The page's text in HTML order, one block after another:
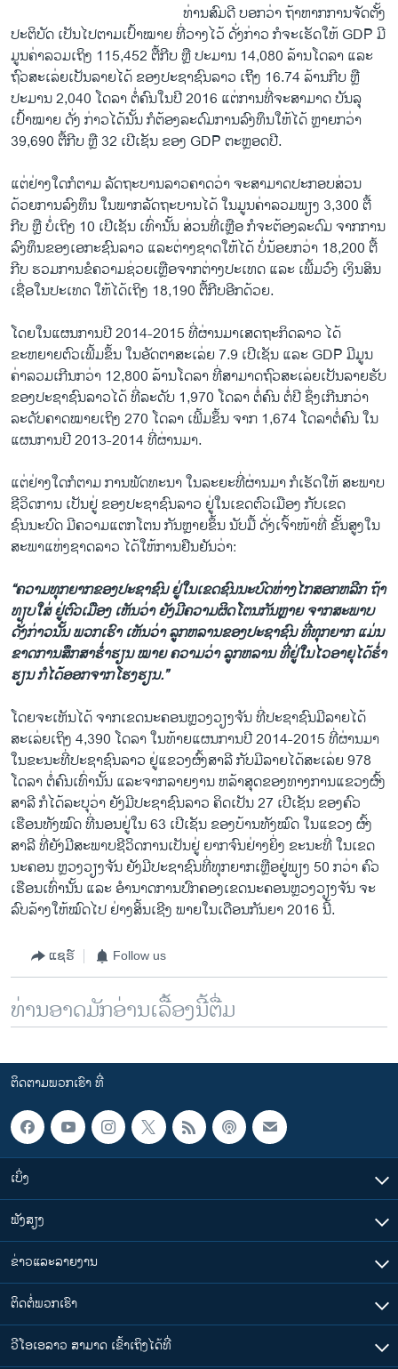
ທ່ານສົມດີ ບອກວ່າ ຖ້າຫາກການຈັດຕັ້ງ
ປະຕິບັດ ເປັນໄປຕາມເປົ້າໝາຍ ທີ່ວາງໄວ້ ດັ່ງກ່າວ ກໍຈະເຮັດໃຫ້ GDP ມີ
ມູນຄ່າລວມເຖິງ 115,452 ຕື້ກີບ ຫຼື ປະມານ 14,080 ລ້ານໂດລາ ແລະ
ຖົວສະເລ່ຍເປັນລາຍໄດ້ ຂອງປະຊາຊົນລາວ ເຖິິງ 16.74 ລ້ານກີບ ຫຼື
ປະມານ 2,040 ໂດລາ ຕໍ່ຄົນໃນປີ 2016 ແຕ່ການທີ່ຈະສາມາດ ບັນລຸ
ເປົ້າໝາຍ ດັ່ງ ກ່າວໄດ້ນັ້ນ ກໍຕ້ອງລະດົມການລົງທຶນໃຫ້ໄດ້ ຫຼາຍກວ່າ
39,690 ຕື້ກີບ ຫຼື 32 ເປີເຊັນ ຂອງ GDP ຕະຫຼອດປີ.
ແຕ່ຢ່າງໃດກໍຕາມ ລັດຖະບານລາວຄາດວ່າ ຈະສາມາດປະກອບສ່ວນ
ດ້ວຍການລົງທຶນ ໃນພາກລັດຖະບານໄດ້ ໃນມູນຄ່າລວມພຽງ 3,300 ຕື້
ກີບ ຫຼື ບໍ່ເຖິງ 10 ເປີເຊັນ ເທົ່ານັ້ນ ສ່ວນທີ່ເຫຼືອ ກໍຈະຕ້ອງລະດົມ ຈາກການ
ລົງທຶນຂອງເອກະຊົນລາວ ແລະຕ່າງຊາດໃຫ້ໄດ້ ບໍ່ນ້ອຍກວ່າ 18,200 ຕື້
ກີບ ຮວມການຂໍຄວາມຊ່ວຍເຫຼືອຈາກຕ່າງປະເທດ ແລະ ເພີ້ມວົງ ເງິນສິນ
ເຊື່ອໃນປະເທດ ໃຫ້ໄດ້ເຖິງ 18,190 ຕື້ກີບອີກດ້ວຍ.
ໂດຍໃນແຜນການປີ 2014-2015 ທີ່ຜ່ານມາເສດຖະກິດລາວ ໄດ້
ຂະຫຍາຍຕົວເພີ້ມຂຶ້ນ ໃນອັດຕາສະເລ່ຍ 7.9 ເປີເຊັນ ແລະ GDP ມີມູນ
ຄ່າລວມເກີນກວ່າ 12,800 ລ້ານໂດລາ ທີ່ສາມາດຖົວສະເລ່ຍເປັນລາຍຮັບ
ຂອງປະຊາຊົນລາວໄດ້ ທີ່ລະດັບ 1,970 ໂດລາ ຕໍ່ຄົນ ຕໍ່ປີ ຊຶ່ງເກີນກວ່າ
ລະດັບຄາດໝາຍເຖິງ 270 ໂດລາ ເພີ້ມຂຶ້ນ ຈາກ 1,674 ໂດລາຕໍ່ຄົນ ໃນ
ແຜນການປີ 2013-2014 ທີ່ຜ່ານມາ.
ແຕ່ຢ່າງໃດກໍຕາມ ການພັດທະນາ ໃນລະຍະທີ່ຜ່ານມາ ກໍເຮັດໃຫ້ ສະພາບ
ຊີວິດການ ເປັນຢູ່ ຂອງປະຊາຊົນລາວ ຢູ່ໃນເຂດຕົວເມືອງ ກັບເຂດ
ຊົນນະບົດ ມີຄວາມແຕກໂຕນ ກັນຫຼາຍຂຶ້ນ ນັບມື້ ດັ່ງເຈົ້າໜ້າທີ່ ຂັ້ນສູງໃນ
ສະພາແຫ່ງຊາດລາວ ໄດ້ໃຫ້ການຢືນຢັນວ່າ:
“ຄວາມທຸກຍາກຂອງປະຊາຊົນ ຢູ່ໃນເຂດຊົນນະບົດຫ່າງໄກສອກຫລີກ ຖ້າ
ທຽບໃສ່ ຢູ່ຕົວເມືອງ ເຫັນວ່າ ຍັງມີຄວາມຜິດໂຕນກັນຫຼາຍ ຈາກສະພາບ
ດັ່ງກ່າວນັ້ນ ພວກເຮົາ ເຫັນວ່າ ລູກຫລານຂອງປະຊາຊົນ ທີ່ທຸກຍາກ ແມ່ນ
ຂາດການສຶກສາຮ່ຳຮຽນ ໝາຍ ຄວາມວ່າ ລູກຫລານ ທີ່ຢູ່ໃນໄວອາຍຸໄດ້ຮ່ຳ
ຮຽນ ກໍໄດ້ອອກຈາກໂຮງຮຽນ.”
ໂດຍຈະເຫັນໄດ້ ຈາກເຂດນະຄອນຫຼວງວຽງຈັນ ທີ່ປະຊາຊົນມີລາຍໄດ້
ສະເລ່ຍເຖິງ 4,390 ໂດລາ ໃນທ້າຍແຜນການປີ 2014-2015 ທີ່ຜ່ານມາ
ໃນຂະນະທີ່ປະຊາຊົນລາວ ຢູ່ແຂວງຜົ້ງສາລີ ກັບມີລາຍໄດ້ສະເລ່ຍ 978
ໂດລາ ຕໍ່ຄົນເທົ່ານັ້ນ ແລະຈາກລາຍງານ ຫລ້າສຸດຂອງທາງການແຂວງຜົ້ງ
ສາລີ ກໍໄດ້ລະບຸວ່າ ຍັງມີປະຊາຊົນລາວ ຄິດເປັນ 27 ເປີເຊັນ ຂອງຄົວ
ເຮືອນທັງໝົດ ທີ່ນອນຢູ່ໃນ 63 ເປີເຊັນ ຂອງບ້ານທັງໝົດ ໃນແຂວງ ຜົ້ງ
ສາລີ ທີ່ຍັງມີສະພາບຊີວິດການເປັນຢູ່ ຍາກຈົນຢ່າງຍິ່ງ ຂະນະທີ່ ໃນເຂດ
ນະຄອນ ຫຼວງວຽງຈັນ ຍັງມີປະຊາຊົນທີ່ທຸກຍາກເຫຼືອຢູ່ພຽງ 50 ກວ່າ ຄົວ
ເຮືອນເທົ່ານັ້ນ ແລະ ອຳນາດການປົກຄອງເຂດນະຄອນຫຼວງວຽງຈັນ ຈະ
ລົບລ້າງໃຫ້ໝົດໄປ ຢ່າງສິ້ນເຊີງ ພາຍໃນເດືອນກັນຍາ 2016 ນີ້.
ແຊຣ໌ Follow us
ທ່ານອາດມັກອ່ານເລື້ອງນີ້ຕື່ມ
ຕິດຕາມພວກເຮົາ ທີ່
ເບິ່ງ
ຟັງສຽງ
ຂ່າວແລະລາຍງານ
ຕິດຕໍ່ພວກເຮົາ
ວີໂອເອລາວ ສາມາດ ເຂົ້າເຖິງໄດ້ທີ່